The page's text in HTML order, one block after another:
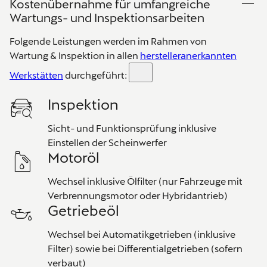
Kostenübernahme für umfangreiche
Wartungs- und Inspektionsarbeiten
Folgende Leistungen werden im Rahmen von
Wartung & Inspektion in allen herstelleranerkannten
Werkstätten durchgeführt:
Inspektion
Sicht- und Funktionsprüfung inklusive
Einstellen der Scheinwerfer
Motoröl
Wechsel inklusive Ölfilter (nur Fahrzeuge mit
Verbrennungsmotor oder Hybridantrieb)
Getriebeöl
Wechsel bei Automatikgetrieben (inklusive
Filter) sowie bei Differentialgetrieben (sofern
verbaut)